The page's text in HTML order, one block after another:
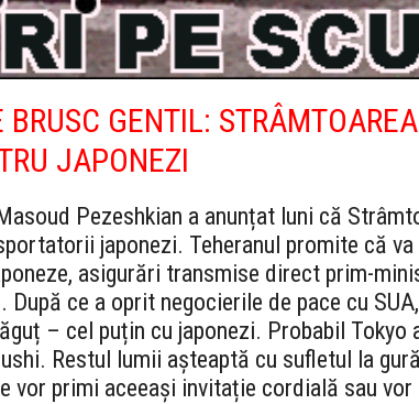
GENTIL:
JAPONEZI
Pezeshkian a anunțat luni că
japonezi. Teheranul promite că
asigurări transmise direct prim-
După ce a oprit negocierile de pace cu
– cel puțin cu japonezi. Probabil Tokyo
Restul lumii așteaptă cu sufletul la
vor primi aceeași invitație cordială sau vor